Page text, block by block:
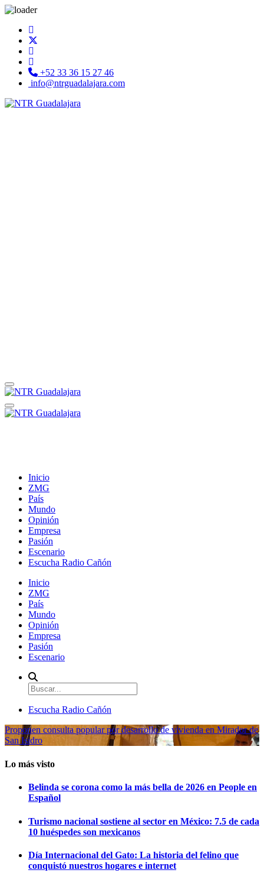
+52 33 36 15 27 46
info@ntrguadalajara.com
Inicio
ZMG
País
Mundo
Opinión
Empresa
Pasión
Escenario
Escucha Radio Cañón
Inicio
ZMG
País
Mundo
Opinión
Empresa
Pasión
Escenario
Escucha Radio Cañón
Proponen consulta popular por desarrollo de vivienda en Mirador de
San Isidro
Lo más visto
Belinda se corona como la más bella de 2026 en People en
Español
Turismo nacional sostiene al sector en México: 7.5 de cada
10 huéspedes son mexicanos
Día Internacional del Gato: La historia del felino que
conquistó nuestros hogares e internet